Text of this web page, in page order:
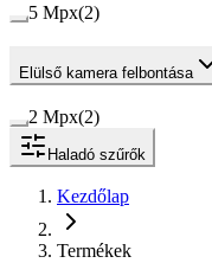
5 Mpx(2)
Elülső kamera felbontása
2 Mpx(2)
Haladó szűrők
Kezdőlap
Termékek